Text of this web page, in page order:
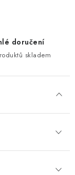
doručení
skladem